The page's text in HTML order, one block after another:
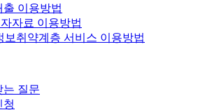
출 이용방법
자료 이용방법
보취약계층 서비스 이용방법
는 질문
청